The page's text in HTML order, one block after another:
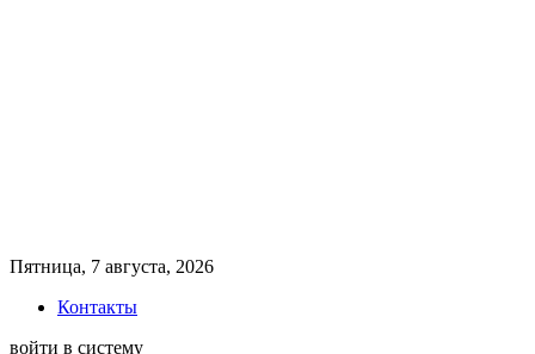
Пятница, 7 августа, 2026
Контакты
войти в систему